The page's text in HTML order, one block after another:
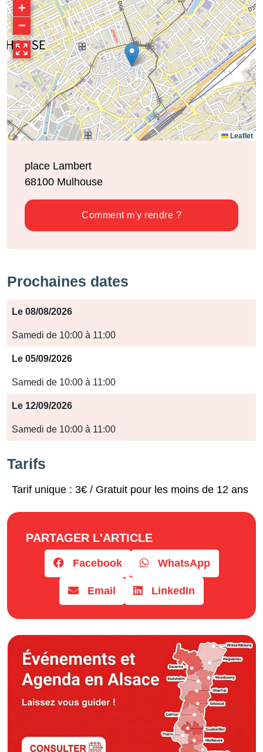
+
−
Leaflet
place Lambert
68100 Mulhouse
Comment m'y rendre ?
Prochaines dates
Période
Jours
Horaires
Le 08/08/2026
Samedi de 10:00 à 11:00
Le 05/09/2026
Samedi de 10:00 à 11:00
Le 12/09/2026
Samedi de 10:00 à 11:00
Tarifs
Tarif unique : 3€ / Gratuit pour les moins de 12 ans
PARTAGER L'ARTICLE
Facebook WhatsApp
Email LinkedIn